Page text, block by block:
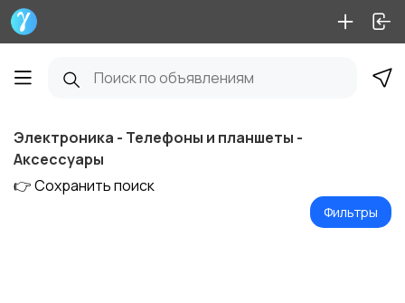
Электроника - Телефоны и планшеты -
Аксессуары
👉 Сохранить поиск
Фильтры